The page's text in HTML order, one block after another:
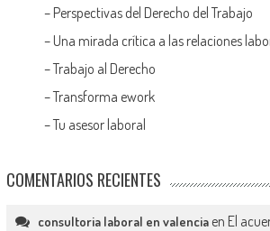
– Perspectivas del Derecho del Trabajo
– Una mirada crítica a las relaciones
–Trabajo al Derecho
–Transforma ework
–Tu asesor laboral
COMENTARIOS RECIENTES
consultoria laboral en valenciaen El